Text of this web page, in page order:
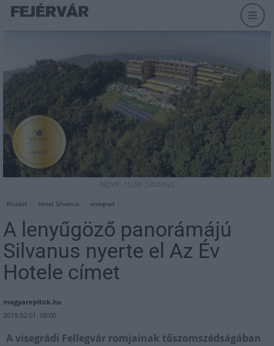
képek: Hotel Silvanus
Kirakat Hotel Silvanus visegrad
A lenyűgöző panorámájú
Silvanus nyerte el Az Év
Hotele címet
magyarepitok.hu
2019.02.01. 08:00
A visegrádi Fellegvár romjainak tőszomszédságában